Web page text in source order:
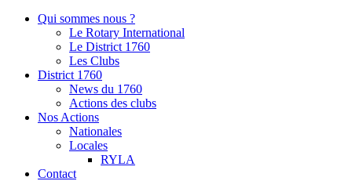
Qui sommes nous ?
Le Rotary International
Le District 1760
Les Clubs
District 1760
News du 1760
Actions des clubs
Nos Actions
Nationales
Locales
RYLA
Contact